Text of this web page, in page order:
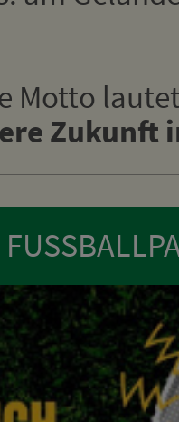
Motto
Zukunft